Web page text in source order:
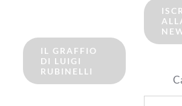
IL GRAFFIO
DI LUIGI
RUBINELLI